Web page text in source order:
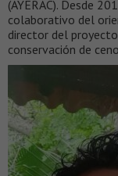
(AYERAC). Desde
colaborativo del
director del
conservación de